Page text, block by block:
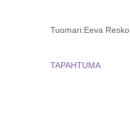
Tuomari:Eeva Resko
TAPAHTUMA